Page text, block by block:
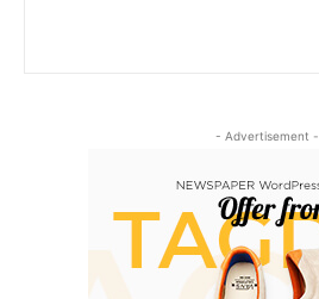
- Advertisement -